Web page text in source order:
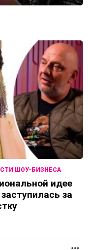
ШОУ-БИЗНЕСА
идее
за